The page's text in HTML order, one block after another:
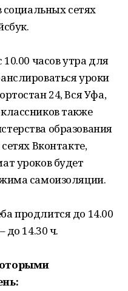
социальных сетях
часов утра для
уроки
24, Вся Уфа,
также
образования
Вконтакте,
уроков будет
самоизоляции.
продлится до 14.00
до 14.30 ч.